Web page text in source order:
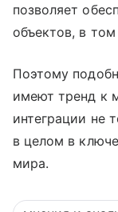
позволяет
объектов, в
Поэтому
имеют тренд к
интеграции не
в целом в
мира.